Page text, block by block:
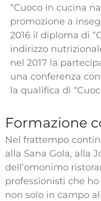
“Cuoco in cucina
promozione a
2016 il diploma di
indirizzo
nel 2017 la
una conferenza
la qualifica di
Formazione
Nel frattempo
alla Sana Gola, alla
dell’omonimo
professionisti che
non solo in campo